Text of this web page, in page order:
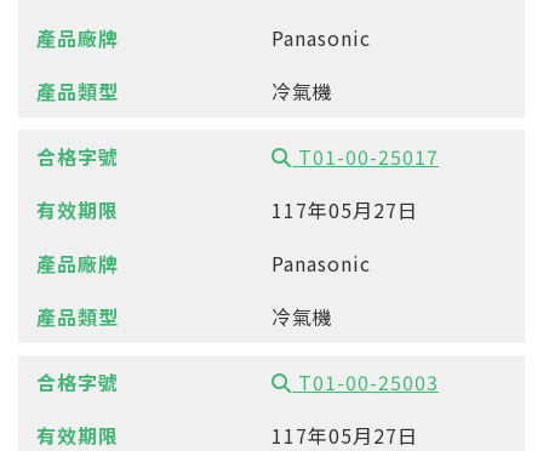
Panasonic
冷氣機
T01-00-25017
117年05月27日
Panasonic
冷氣機
T01-00-25003
117年05月27日